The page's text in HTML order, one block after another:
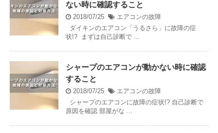
ない時に確認すること
2018/07/25
エアコンの故障
ダイキンのエアコン「うるさら」に故障の症
状!? まずは自己診断で ...
シャープのエアコンが動かない時に確認
すること
2018/07/25
エアコンの故障
シャープのエアコンに故障の症状!? 自己診断で
原因を確認 部屋がな ...